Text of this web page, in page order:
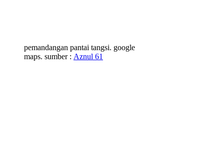
pemandangan pantai tangsi. google
maps. sumber : Aznul 61